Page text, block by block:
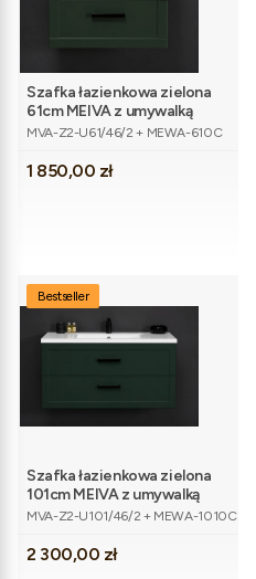
Szafka łazienkowa zielona
61cm MEIVA z umywalką
Kod produktu
MVA-Z2-U61/46/2 + MEWA-610C
Cena
1 850,00 zł
Bestseller
Szafka łazienkowa zielona
101cm MEIVA z umywalką
Kod produktu
MVA-Z2-U101/46/2 + MEWA-1010C
Cena
2 300,00 zł